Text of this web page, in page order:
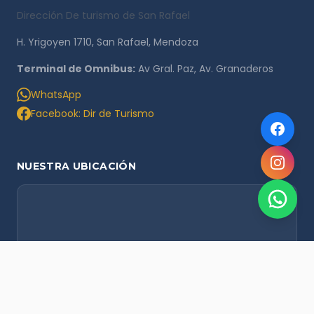
Dirección De turismo de San Rafael
H. Yrigoyen 1710, San Rafael, Mendoza
Terminal de Omnibus: Av Gral. Paz, Av. Granaderos
WhatsApp
Facebook: Dir de Turismo
NUESTRA UBICACIÓN